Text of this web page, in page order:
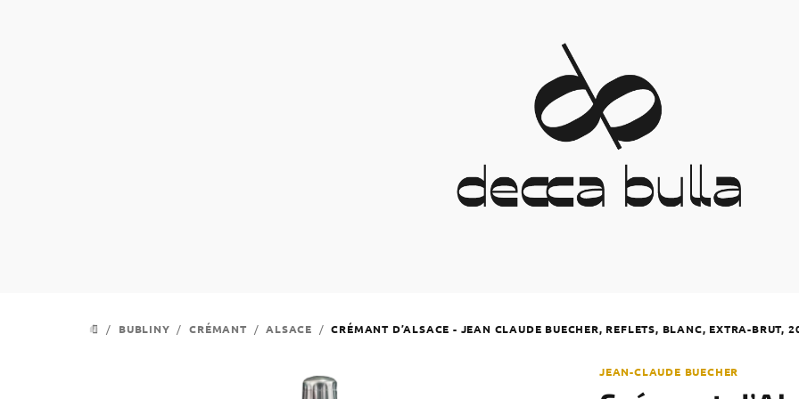
DOMŮ
/ BUBLINY / CRÉMANT / ALSACE / CRÉMANT D’ALSACE - JEAN CLAUDE BUECHER, REFLETS, BLANC, EXTRA-BRUT,
JEAN-CLAUDE BUECHER